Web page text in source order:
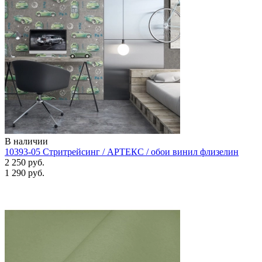
В наличии
10393-05 Стритрейсинг / АРТЕКС / обои винил флизелин
2 250 руб.
1 290 руб.